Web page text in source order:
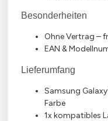
Besonderheiten
Ohne Vertrag –
EAN &
Lieferumfang
Samsung
Farbe
1x kompatibles